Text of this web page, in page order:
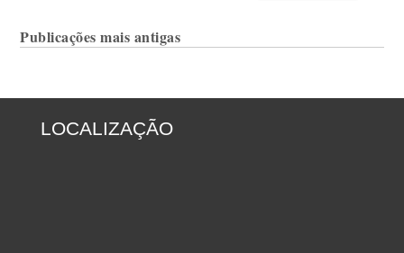
Navegação
posts
Publicações mais antigas
LOCALIZAÇÃO